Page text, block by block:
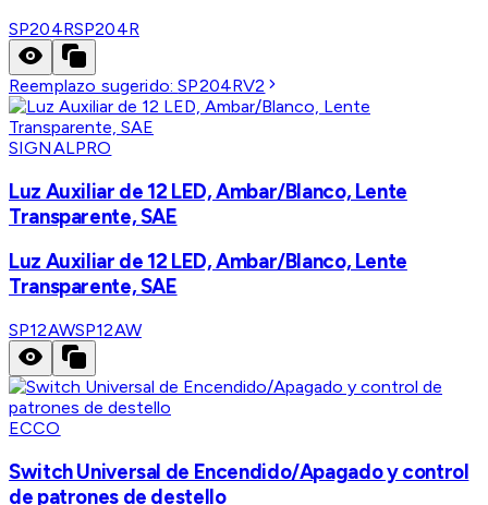
SP204RSP204R
Reemplazo sugerido:SP204RV2
SIGNALPRO
Luz Auxiliar de 12 LED, Ambar/Blanco, Lente
Transparente, SAE
Luz Auxiliar de 12 LED, Ambar/Blanco, Lente
Transparente, SAE
SP12AWSP12AW
ECCO
Switch Universal de Encendido/Apagado y control
de patrones de destello